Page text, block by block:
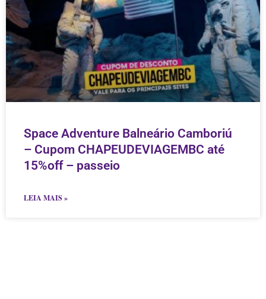
Space Adventure Balneário Camboriú
– Cupom CHAPEUDEVIAGEMBC até
15%off – passeio
LEIA MAIS »